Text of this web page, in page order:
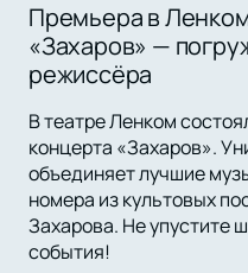
Премьера в
«Захаров» —
режиссёра
В театре Ленком
концерта «Захаров».
объединяет лучшие
номера из культовых
Захарова. Не упустите
события!